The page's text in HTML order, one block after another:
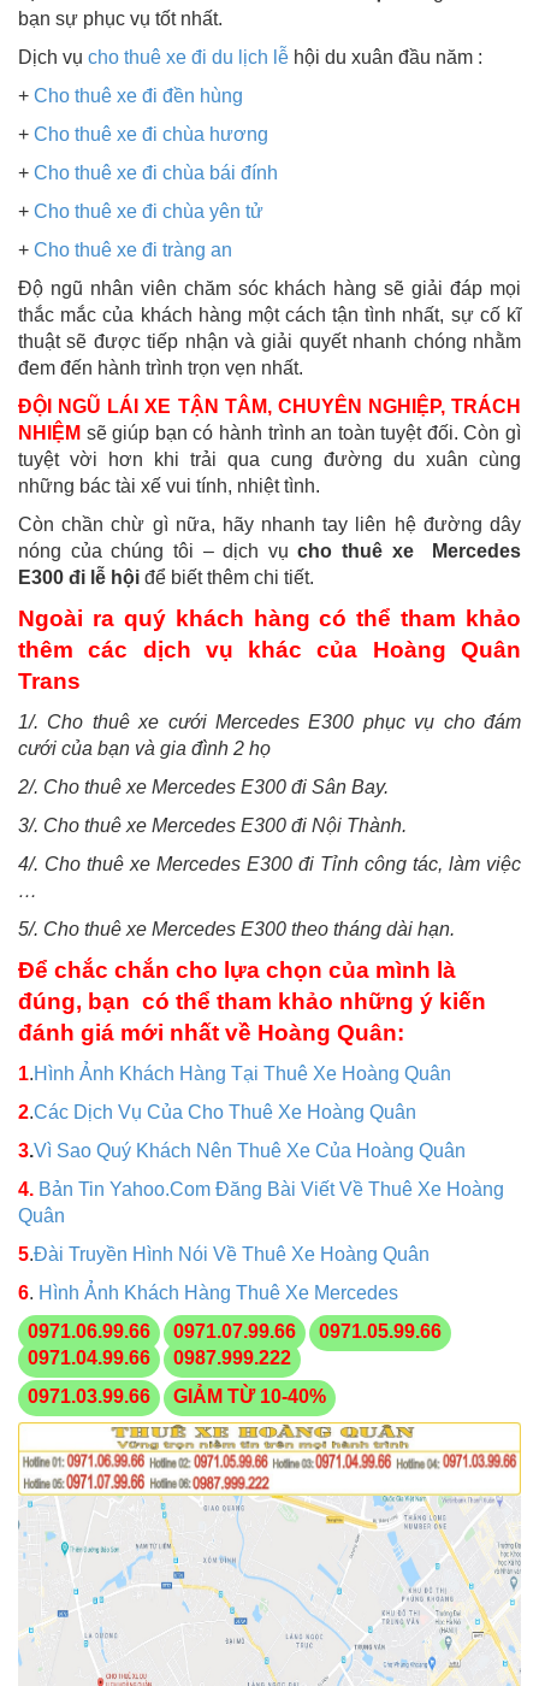
bạn sự phục vụ tốt nhất.
Dịch vụ cho thuê xe đi du lịch lễ hội du xuân đầu năm :
+ Cho thuê xe đi đền hùng
+ Cho thuê xe đi chùa hương
+ Cho thuê xe đi chùa bái đính
+ Cho thuê xe đi chùa yên tử
+ Cho thuê xe đi tràng an
Độ ngũ nhân viên chăm sóc khách hàng sẽ giải đáp mọi
thắc mắc của khách hàng một cách tận tình nhất, sự cố kĩ
thuật sẽ được tiếp nhận và giải quyết nhanh chóng nhằm
đem đến hành trình trọn vẹn nhất.
ĐỘI NGŨ LÁI XE TẬN TÂM, CHUYÊN NGHIỆP, TRÁCH
NHIỆM sẽ giúp bạn có hành trình an toàn tuyệt đối. Còn gì
tuyệt vời hơn khi trải qua cung đường du xuân cùng
những bác tài xế vui tính, nhiệt tình.
Còn chần chừ gì nữa, hãy nhanh tay liên hệ đường dây
nóng của chúng tôi – dịch vụcho thuê xe Mercedes
E300 đi lễ hội để biết thêm chi tiết.
Ngoài ra quý khách hàng có thể tham khảo
thêm các dịch vụ khác của Hoàng Quân
Trans
1/. Cho thuê xe cưới Mercedes E300 phục vụ cho đám
cưới của bạn và gia đình 2 họ
2/. Cho thuê xe Mercedes E300 đi Sân Bay.
3/. Cho thuê xe Mercedes E300 đi Nội Thành.
4/. Cho thuê xe Mercedes E300 đi Tỉnh công tác, làm việc
…
5/. Cho thuê xe Mercedes E300 theo tháng dài hạn.
Để chắc chắn cho lựa chọn của mình là
đúng, bạn có thể tham khảo những ý kiến
đánh giá mới nhất về Hoàng Quân:
1.Hình Ảnh Khách Hàng Tại Thuê Xe Hoàng Quân
2.Các Dịch Vụ Của Cho Thuê Xe Hoàng Quân
3.Vì Sao Quý Khách Nên Thuê Xe Của Hoàng Quân
4. Bản Tin Yahoo.Com Đăng Bài Viết Về Thuê Xe Hoàng
Quân
5.Đài Truyền Hình Nói Về Thuê Xe Hoàng Quân
6. Hình Ảnh Khách Hàng Thuê Xe Mercedes
0971.06.99.66
0971.07.99.66
0971.05.99.66
0971.04.99.66
0987.999.222
0971.03.99.66
GIẢM TỪ 10-40%